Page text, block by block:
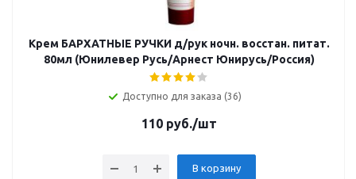
Крем БАРХАТНЫЕ РУЧКИ д/рук ночн. восстан. питат.
80мл (Юнилевер Русь/Арнест Юнирусь/Россия)
Доступно для заказа (36)
110руб./шт
В корзину